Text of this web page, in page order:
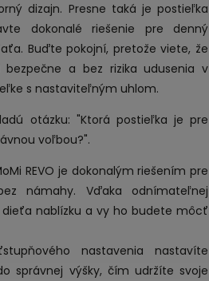
dizajn. Presne taká je postieľka
dokonalé riešenie pre denný
Buďte pokojní, pretože viete, že
a bez rizika udusenia v
s nastaviteľným uhlom.
otázku: "Ktorá postieľka je pre
voľbou?".
REVO je dokonalým riešením pre
námahy. Vďaka odnímateľnej
nablízku a vy ho budete môcť
nastavenia nastavíte
správnej výšky, čím udržíte svoje